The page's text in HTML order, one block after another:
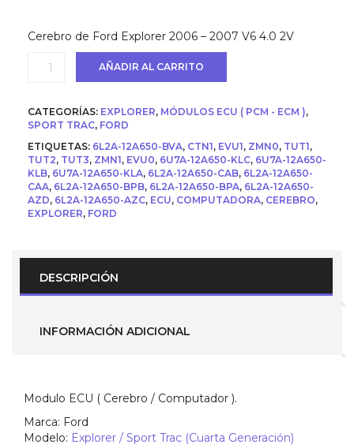
era:
USD
$ 800.
es:
USD
$ 700.
Cerebro de Ford Explorer 2006 – 2007 V6 4.0 2V
/
Computador
para
Ford
Explorer
/
Sport
Trac
12A650
EVU0
TUT2
AÑADIR AL CARRITO
CATEGORÍAS: EXPLORER, MÓDULOS ECU ( PCM - ECM ),
SPORT TRAC, FORD
ETIQUETAS: 6L2A-12A650-BVA, CTN1, EVU1, ZMN0, TUT1,
TUT2, TUT3, ZMN1, EVU0, 6U7A-12A650-KLC, 6U7A-12A650-
KLB, 6U7A-12A650-KLA, 6L2A-12A650-CAB, 6L2A-12A650-
CAA, 6L2A-12A650-BPB, 6L2A-12A650-BPA, 6L2A-12A650-
AZD, 6L2A-12A650-AZC, ECU, COMPUTADORA, CEREBRO,
EXPLORER, FORD
DESCRIPCIÓN
INFORMACIÓN ADICIONAL
Modulo ECU ( Cerebro / Computador ).
Marca: Ford
Modelo: Explorer / Sport Trac (Cuarta Generación)